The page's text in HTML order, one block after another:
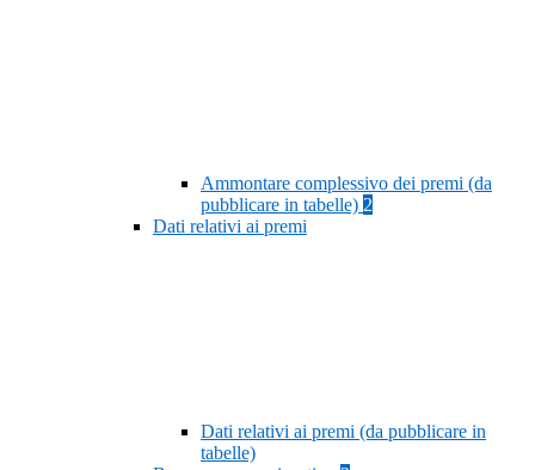
Ammontare complessivo dei premi (da
pubblicare in tabelle) 2
Dati relativi ai premi
Dati relativi ai premi (da pubblicare in
tabelle)